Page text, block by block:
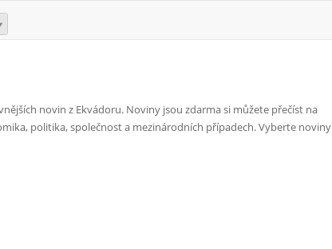
novin z Ekvádoru. Noviny jsou zdarma si můžete přečíst na
politika, společnost a mezinárodních případech. Vyberte noviny